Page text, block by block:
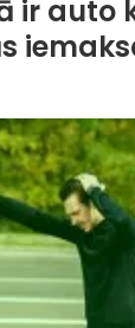
ir auto